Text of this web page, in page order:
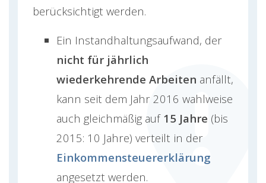
berücksichtigt werden.
Ein Instandhaltungsaufwand, der
nicht für jährlich
wiederkehrende Arbeiten anfällt,
kann seit dem Jahr 2016 wahlweise
auch gleichmäßig auf 15 Jahre (bis
2015: 10 Jahre) verteilt in der
Einkommensteuererklärung
angesetzt werden.